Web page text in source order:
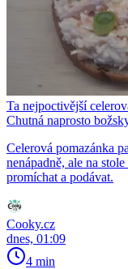
Ta nejpoctivější
Chutná naprosto
Celerová pomazánka
nenápadně, ale na
promíchat a podávat.
Cooky.cz
dnes, 01:09
4 min